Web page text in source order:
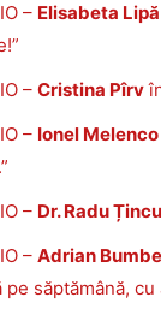
– Elisabeta Lipă
– Cristina Pîrv
– Ionel Melenco
– Dr. Radu Țincu
– Adrian
săptămână,